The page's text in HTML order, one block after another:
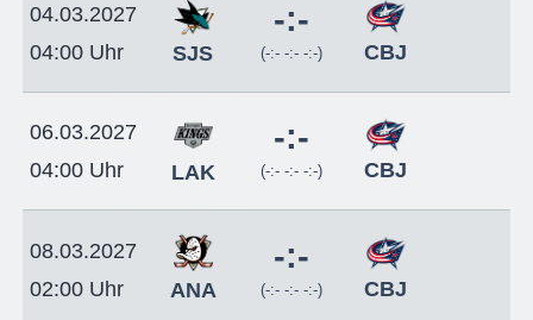
04.03.2027
04:00 Uhr
SJS
-:-
(-:- -:- -:-) CBJ
06.03.2027
04:00 Uhr
LAK
-:-
(-:- -:- -:-) CBJ
08.03.2027
02:00 Uhr
ANA
-:-
(-:- -:- -:-) CBJ